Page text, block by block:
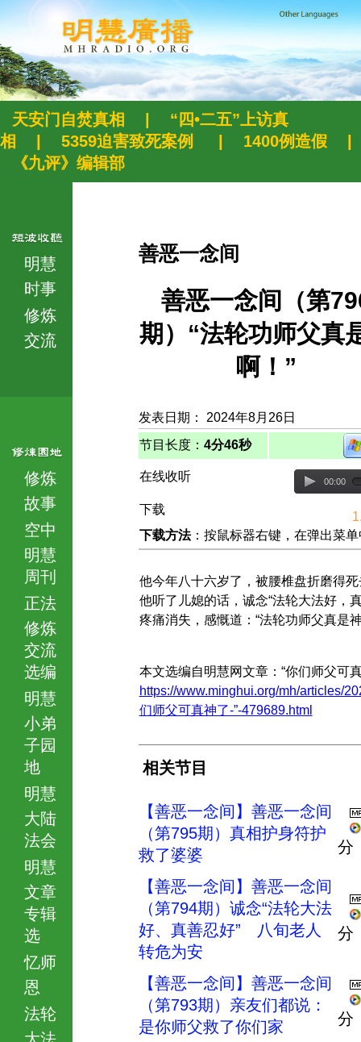
天安门自焚真相
“四•二五”上访真
相
5359迫害致死案例 1400例造假
《九评》编辑部
明慧
时事
修炼
交流
修炼
故事
空中
明慧
周刊
正法
修炼
交流
选编
明慧
小弟
子园
地
明慧
大陆
法会
明慧
文章
专辑
选
忆师
恩
法轮
大法
善恶一念间
善恶一念间（第
期）“法轮功师父真
啊！”
发表日期： 2024年8月26日
节目长度： 4分46秒
在线收听 00:00
下载
下载方法：按鼠标器右键，在弹出菜
他今年八十六岁了，被腰椎盘折磨得
他听了儿媳的话，诚念“法轮大法好，
疼痛消失，感慨道：“法轮功师父真是
本文选编自明慧网文章：“你们师父可
https://www.minghui.org/mh/articles/
们师父可真神了-”-479689.html
相关节目
【善恶一念间】善恶一念间
（第795期）真相护身符护
救了婆婆
分
【善恶一念间】善恶一念间
（第794期）诚念“法轮大法
好、真善忍好” 八旬老人
转危为安
分
【善恶一念间】善恶一念间
（第793期）亲友们都说：
是你师父救了你们家
分